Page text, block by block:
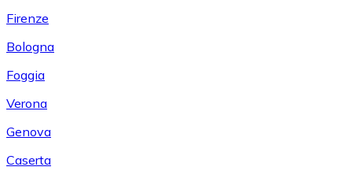
Firenze
Bologna
Foggia
Verona
Genova
Caserta